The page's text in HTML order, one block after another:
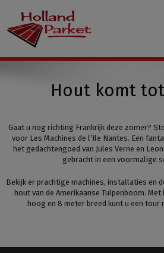
Hout komt
Gaat u nog richting Frankrijk deze zomer?
voor Les Machines de l’Ile Nantes. Een
het gedachtengoed van Jules Verne en
gebracht in een voormalige
Bekijk er prachtige machines, installaties en
hout van de Amerikaanse Tulpenboom.
hoog en 8 meter breed kunt u een tour